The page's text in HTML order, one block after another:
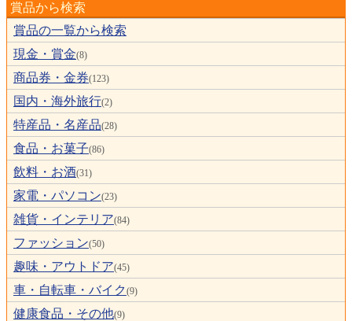
賞品から検索
賞品の一覧から検索
現金・賞金(8)
商品券・金券(123)
国内・海外旅行(2)
特産品・名産品(28)
食品・お菓子(86)
飲料・お酒(31)
家電・パソコン(23)
雑貨・インテリア(84)
ファッション(50)
趣味・アウトドア(45)
車・自転車・バイク (9)
健康食品・その他(9)